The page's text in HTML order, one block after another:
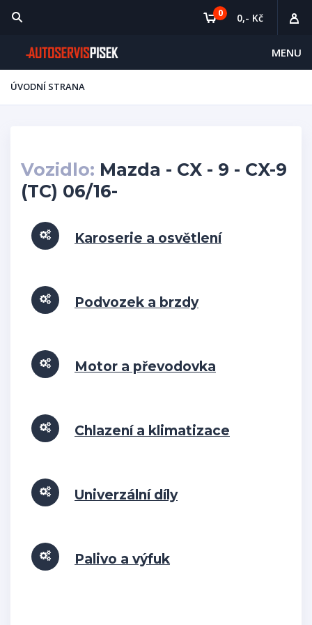
MENU
0 0,- Kč
ÚVODNÍ STRANA
Vozidlo: Mazda - CX - 9 - CX-9
(TC) 06/16-
Karoserie a osvětlení
Podvozek a brzdy
Motor a převodovka
Chlazení a klimatizace
Univerzální díly
Palivo a výfuk